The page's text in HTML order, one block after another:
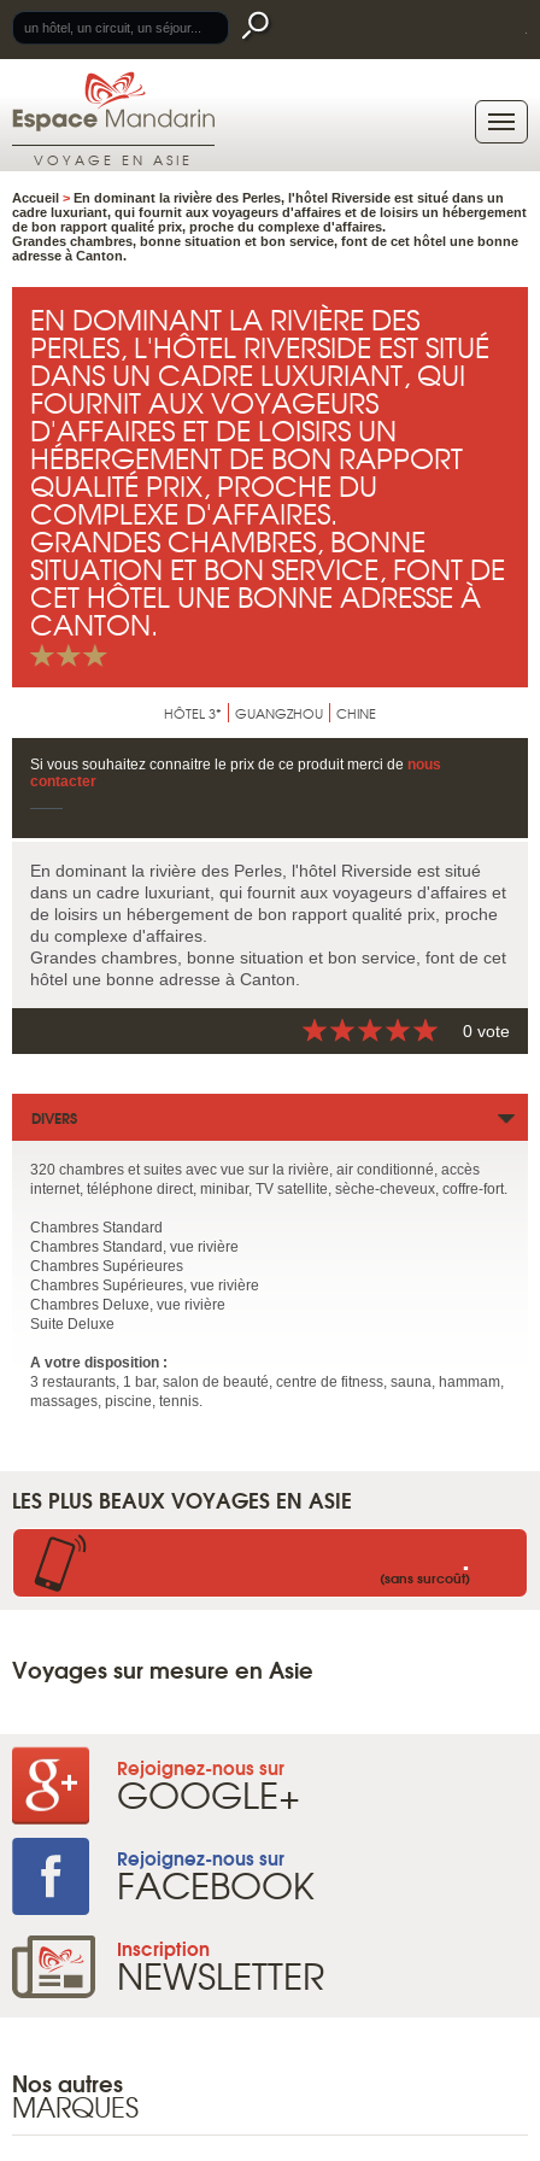
VOYAGE EN ASIE
Accueil > En dominant la rivière des Perles, l'hôtel Riverside est situé dans un
cadre luxuriant, qui fournit aux voyageurs d'affaires et de loisirs un hébergement
de bon rapport qualité prix, proche du complexe d'affaires.
Grandes chambres, bonne situation et bon service, font de cet hôtel une bonne
adresse à Canton.
EN DOMINANT LA RIVIÈRE DES
PERLES, L'HÔTEL RIVERSIDE EST SITUÉ
DANS UN CADRE LUXURIANT, QUI
FOURNIT AUX VOYAGEURS
D'AFFAIRES ET DE LOISIRS UN
HÉBERGEMENT DE BON RAPPORT
QUALITÉ PRIX, PROCHE DU
COMPLEXE D'AFFAIRES.
GRANDES CHAMBRES, BONNE
SITUATION ET BON SERVICE, FONT DE
CET HÔTEL UNE BONNE ADRESSE À
CANTON.
HÔTEL 3* GUANGZHOU CHINE
Si vous souhaitez connaitre le prix de ce produit merci de nous
contacter
En dominant la rivière des Perles, l'hôtel Riverside est situé
dans un cadre luxuriant, qui fournit aux voyageurs d'affaires et
de loisirs un hébergement de bon rapport qualité prix, proche
du complexe d'affaires.
Grandes chambres, bonne situation et bon service, font de cet
hôtel une bonne adresse à Canton.
0 vote
DIVERS
320 chambres et suites avec vue sur la rivière, air conditionné, accès
internet, téléphone direct, minibar, TV satellite, sèche-cheveux, coffre-fort.
Chambres Standard
Chambres Standard, vue rivière
Chambres Supérieures
Chambres Supérieures, vue rivière
Chambres Deluxe, vue rivière
Suite Deluxe
A votre disposition :
3 restaurants, 1 bar, salon de beauté, centre de fitness, sauna, hammam,
massages, piscine, tennis.
LES PLUS BEAUX VOYAGES EN ASIE
.
(sans surcoût)
Voyages sur mesure en Asie
Rejoignez-nous sur
GOOGLE+
Rejoignez-nous sur
FACEBOOK
Inscription
NEWSLETTER
Nos autres
MARQUES